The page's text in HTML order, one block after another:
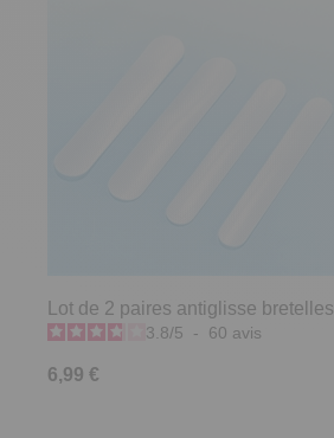
Lot de 2 paires antiglisse bretelles
3.8/5 - 60 avis
6,99 €